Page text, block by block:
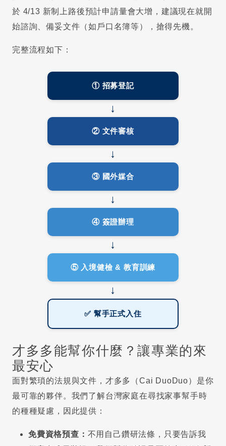
於 4/13 新制上路後預計申請量會大增，建議現在就開
始諮詢、備妥文件（如戶口名簿等），搶得先機。
完整流程如下：
① 招募登記
↓
② 文件審核
↓
③ 國外媒合
↓
④ 簽證辦理
↓
⑤ 入境健檢 & 教育訓練
↓
✅ 幫手正式入住
才多多能幫你什麼？讓專業的來
最安心
面對繁瑣的法規與文件，才多多（Cai DuoDuo）是你
最可靠的夥伴。我們了解台灣家庭在尋找家事幫手時
的種種疑慮，因此提供：
免費資格預查： 不用自己鑽研法條，只要告訴我